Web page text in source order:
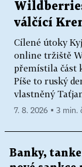
válčící
Cílené útoky
online tržiště
přemístila část
Píše to ruský
vlastněný
7. 8. 2026 ▪ 3 min.
Banky,